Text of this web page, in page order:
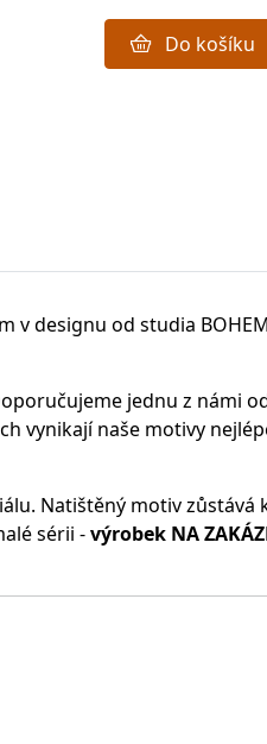
Do košíku
v designu od studia
jednu z námi
vynikají naše motivy
Natištěný motiv zůstává
sérii -výrobek NA